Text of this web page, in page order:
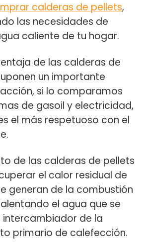
calderas de pellets,
las necesidades de
caliente de tu hogar.
de las calderas de
un importante
, si lo comparamos
de gasoil y electricidad,
el más respetuoso con el
.
de las calderas de pellets
el calor residual de
generan de la combustión
el agua que se
intercambiador de la
primario de calefección.